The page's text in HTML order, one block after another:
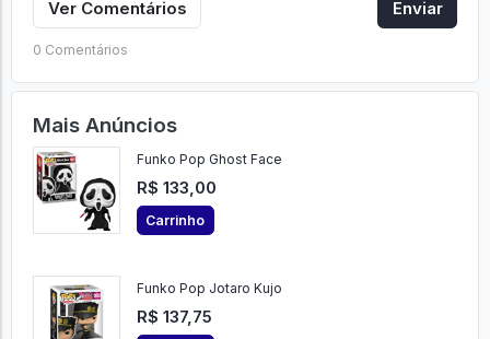
Ver Comentários Enviar
0 Comentários
Mais Anúncios
Funko Pop Ghost Face
R$ 133,00
Carrinho
Funko Pop Jotaro Kujo
R$ 137,75